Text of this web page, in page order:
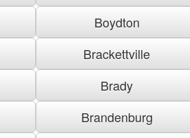
Boydton
Brackettville
Brady
Brandenburg